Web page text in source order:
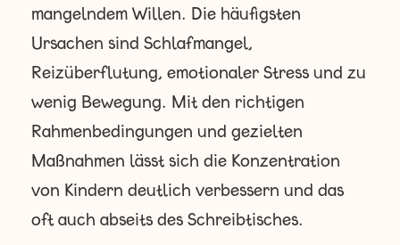
mangelndem Willen. Die häufigsten
Ursachen sind Schlafmangel,
Reizüberflutung, emotionaler Stress und zu
wenig Bewegung. Mit den richtigen
Rahmenbedingungen und gezielten
Maßnahmen lässt sich die Konzentration
von Kindern deutlich verbessern und das
oft auch abseits des Schreibtisches.